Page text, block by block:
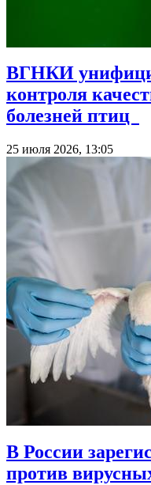
ВГНКИ
контроля
болезней птиц
25 июля 2026, 13:05
В России
против